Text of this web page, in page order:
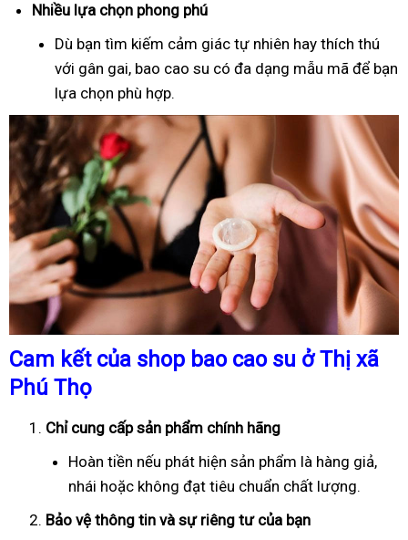
Nhiều lựa chọn phong phú
Dù bạn tìm kiếm cảm giác tự nhiên hay thích thú
với gân gai, bao cao su có đa dạng mẫu mã để bạn
lựa chọn phù hợp.
Cam kết của shop bao cao su ở Thị xã
Phú Thọ
Chỉ cung cấp sản phẩm chính hãng
Hoàn tiền nếu phát hiện sản phẩm là hàng giả,
nhái hoặc không đạt tiêu chuẩn chất lượng.
Bảo vệ thông tin và sự riêng tư của bạn